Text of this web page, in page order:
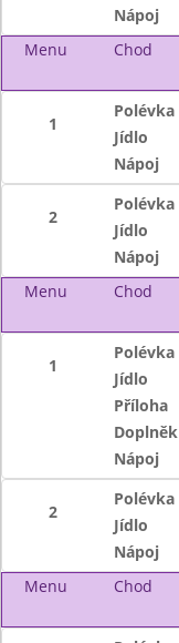
Nápoj
Menu
Chod
1
Polévka
Jídlo
Nápoj
2
Polévka
Jídlo
Nápoj
Menu
Chod
1
Polévka
Jídlo
Příloha
Doplněk
Nápoj
2
Polévka
Jídlo
Nápoj
Menu
Chod